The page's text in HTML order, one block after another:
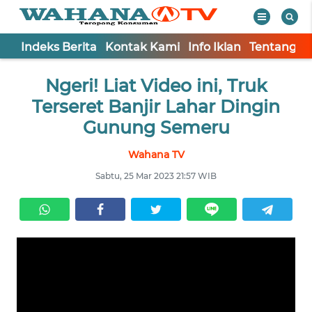
Indeks Berita Kontak Kami Info Iklan Tentang
Ngeri! Liat Video ini, Truk
Terseret Banjir Lahar Dingin
Gunung Semeru
Wahana TV
Sabtu, 25 Mar 2023 21:57 WIB
TV
Tutup
KONTAK
KAMI